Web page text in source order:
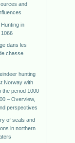
and
in
1066
dans les
chasse
hunting
Norway with
the period 1000
– Overview,
perspectives
of seals and
in northern